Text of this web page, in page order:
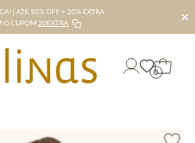
| ATÉ 50% OFF + 20% EXTRA
O CUPOM 20EXTRA ✕
0